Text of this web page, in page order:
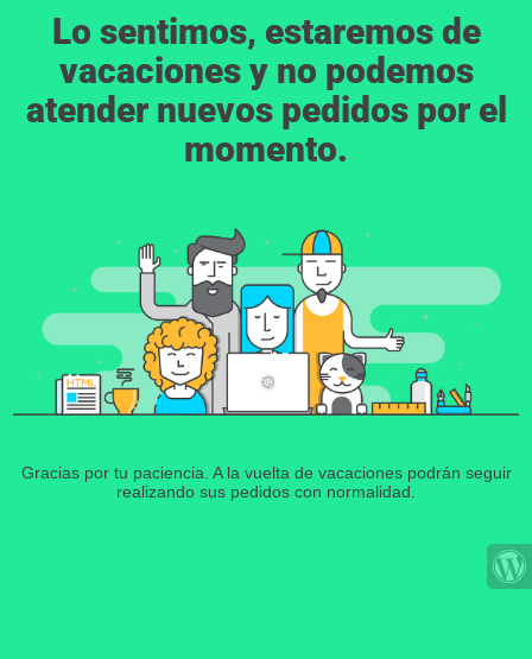
Lo sentimos, estaremos de
vacaciones y no podemos
atender nuevos pedidos por el
momento.
Gracias por tu paciencia. A la vuelta de vacaciones podrán seguir
realizando sus pedidos con normalidad.